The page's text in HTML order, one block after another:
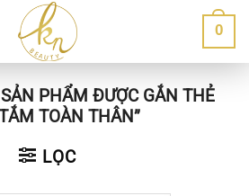
0
SẢN PHẨM ĐƯỢC GẮN THẺ
TOÀN THÂN”
LỌC